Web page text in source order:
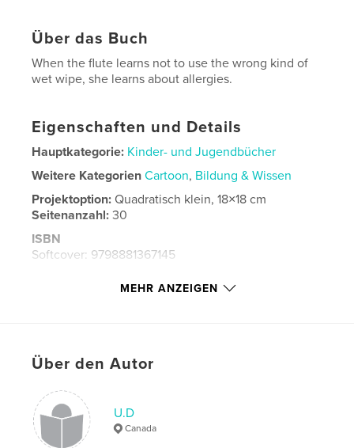
Über das Buch
When the flute learns not to use the wrong kind of
wet wipe, she learns about allergies.
Eigenschaften und Details
Hauptkategorie: Kinder- und Jugendbücher
Weitere Kategorien Cartoon, Bildung & Wissen
Projektoption:Quadratisch klein, 18×18 cm
Seitenanzahl:30
ISBN
Softcover: 9798881367145
MEHR ANZEIGEN
Über den Autor
U.D
Canada